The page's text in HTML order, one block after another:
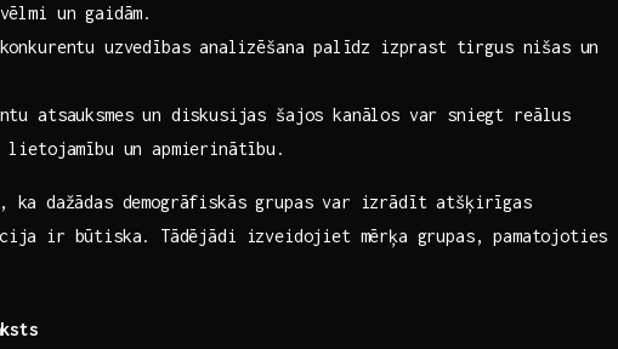
un‌ gaidām.
konkurentu uzvedības ⁤analizēšana⁣ palīdz izprast tirgus nišas ‍un
atsauksmes un diskusijas šajos kanālos​ var sniegt ‍reālus
lietojamību un apmierinātību.
dažādas demogrāfiskās grupas var izrādīt atšķirīgas
ir‌ būtiska. ⁤Tādējādi izveidojiet mērķa​ grupas, ⁤pamatojoties